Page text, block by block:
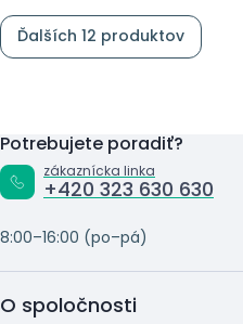
Ďalších 12 produktov
Potrebujete poradiť?
zákaznícka linka
+420 323 630 630
8:00–16:00 (po–pá)
O spoločnosti